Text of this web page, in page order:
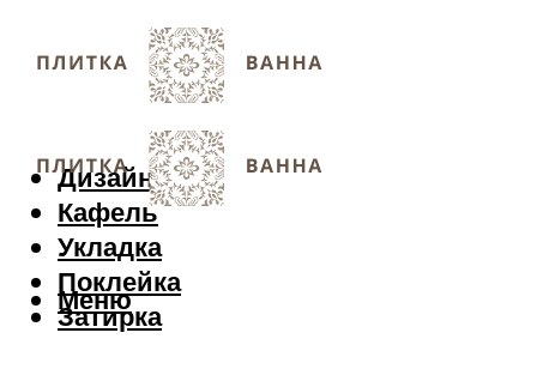
Дизайн
Кафель
Укладка
Поклейка
Затирка
Меню